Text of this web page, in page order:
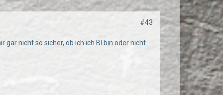
#43
nicht so sicher, ob ich ich BI bin oder nicht…